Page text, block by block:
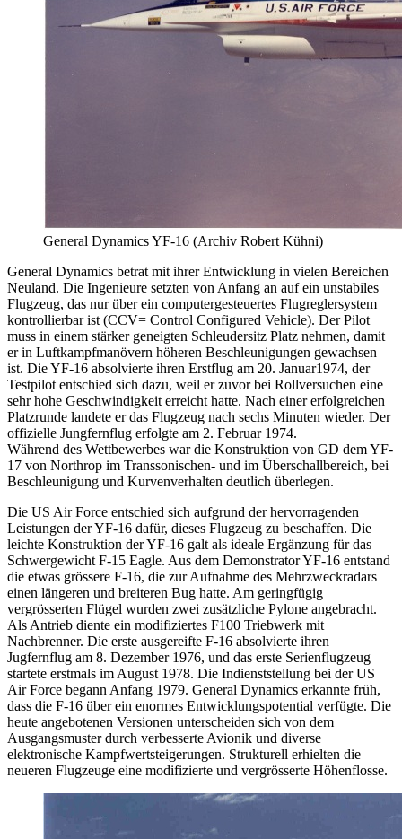
General Dynamics YF-16 (Archiv Robert Kühni)
General Dynamics betrat mit ihrer Entwicklung in vielen Bereichen
Neuland. Die Ingenieure setzten von Anfang an auf ein unstabiles
Flugzeug, das nur über ein computergesteuertes Flugreglersystem
kontrollierbar ist (CCV= Control Configured Vehicle). Der Pilot
muss in einem stärker geneigten Schleudersitz Platz nehmen, damit
er in Luftkampfmanövern höheren Beschleunigungen gewachsen
ist. Die YF-16 absolvierte ihren Erstflug am 20. Januar1974, der
Testpilot entschied sich dazu, weil er zuvor bei Rollversuchen eine
sehr hohe Geschwindigkeit erreicht hatte. Nach einer erfolgreichen
Platzrunde landete er das Flugzeug nach sechs Minuten wieder. Der
offizielle Jungfernflug erfolgte am 2. Februar 1974.
Während des Wettbewerbes war die Konstruktion von GD dem YF-
17 von Northrop im Transsonischen- und im Überschallbereich, bei
Beschleunigung und Kurvenverhalten deutlich überlegen.
Die US Air Force entschied sich aufgrund der hervorragenden
Leistungen der YF-16 dafür, dieses Flugzeug zu beschaffen. Die
leichte Konstruktion der YF-16 galt als ideale Ergänzung für das
Schwergewicht F-15 Eagle. Aus dem Demonstrator YF-16 entstand
die etwas grössere F-16, die zur Aufnahme des Mehrzweckradars
einen längeren und breiteren Bug hatte. Am geringfügig
vergrösserten Flügel wurden zwei zusätzliche Pylone angebracht.
Als Antrieb diente ein modifiziertes F100 Triebwerk mit
Nachbrenner. Die erste ausgereifte F-16 absolvierte ihren
Jugfernflug am 8. Dezember 1976, und das erste Serienflugzeug
startete erstmals im August 1978. Die Indienststellung bei der US
Air Force begann Anfang 1979. General Dynamics erkannte früh,
dass die F-16 über ein enormes Entwicklungspotential verfügte. Die
heute angebotenen Versionen unterscheiden sich von dem
Ausgangsmuster durch verbesserte Avionik und diverse
elektronische Kampfwertsteigerungen. Strukturell erhielten die
neueren Flugzeuge eine modifizierte und vergrösserte Höhenflosse.